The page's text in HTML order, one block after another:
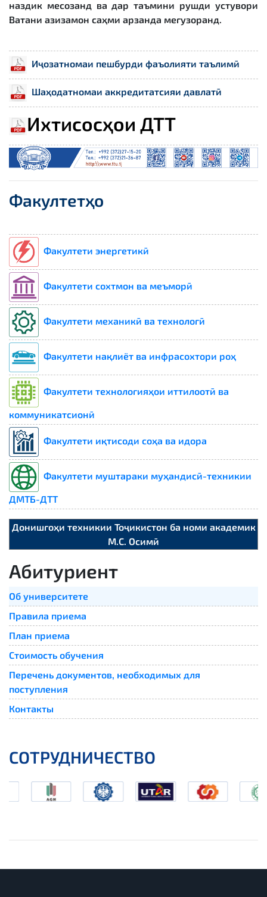
наздик месозанд ва дар таъмини рушди устувори
Ватани азизамон саҳми арзанда мегузоранд.
Иҷозатномаи пешбурди фаъолияти таълимӣ
Шаҳодатномаи аккредитатсияи давлатӣ
Ихтисосҳои ДТТ
Факултетҳо
Факултети энергетикӣ
Факултети сохтмон ва меъморӣ
Факултети механикӣ ва технологӣ
Факултети нақлиёт ва инфрасохтори роҳ
Факултети технологияҳои иттилоотӣ ва
коммуникатсионӣ
Факултети иқтисоди соҳа ва идора
Факултети муштараки муҳандисӣ-техникии
ДМТБ-ДТТ
Донишгоҳи техникии Тоҷикистон ба номи академик
М.С. Осимӣ
Абитуриент
Об университете
Правила приема
План приема
Стоимость обучения
Перечень документов, необходимых для
поступления
Контакты
СОТРУДНИЧЕСТВО